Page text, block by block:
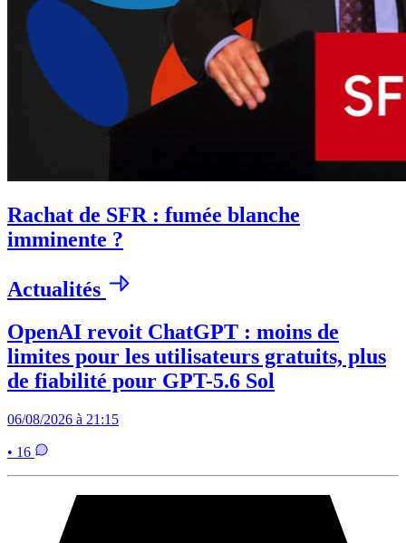
Rachat de SFR : fumée blanche
imminente ?
Actualités
OpenAI revoit ChatGPT : moins de
limites pour les utilisateurs gratuits, plus
de fiabilité pour GPT-5.6 Sol
06/08/2026 à 21:15
• 16